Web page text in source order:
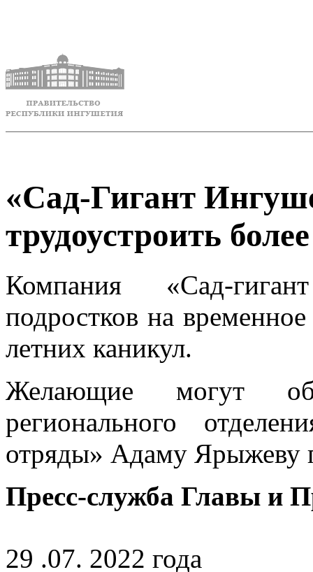
«Сад-Гигант
трудоустроить
Компания «Сад-
подростков на
летних каникул.
Желающие могут
регионального
отряды» Адаму Ярыжеву
Пресс-служба Главы и
29 .07. 2022 года